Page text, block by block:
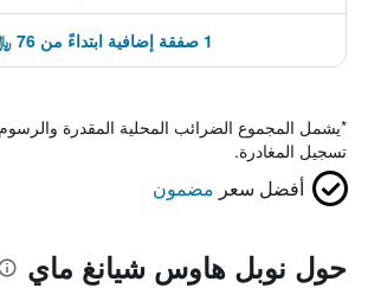
1 صفقة إضافية ابتداءً من 76 ﷼
*يشمل المجموع الضرائب المحلية المقدرة
تسجيل المغادرة.
أفضل سعر مضمون
حول نوبل هاوس شيانغ ماي